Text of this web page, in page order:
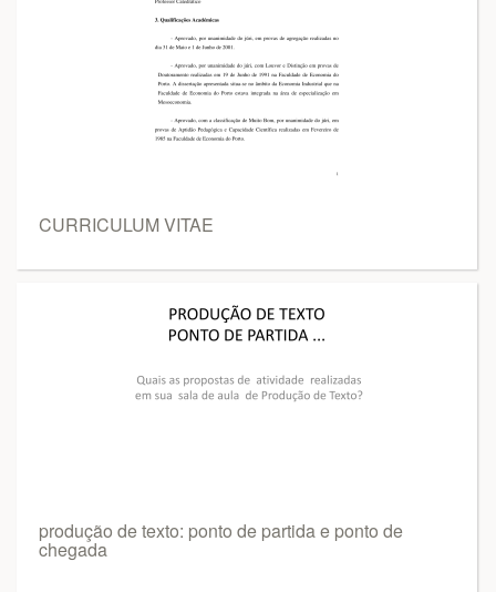
CURRICULUM VITAE
produção de texto: ponto de partida e ponto de
chegada